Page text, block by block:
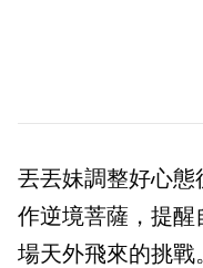
丟丟妹調整好心態
作逆境菩薩，提醒
場天外飛來的挑